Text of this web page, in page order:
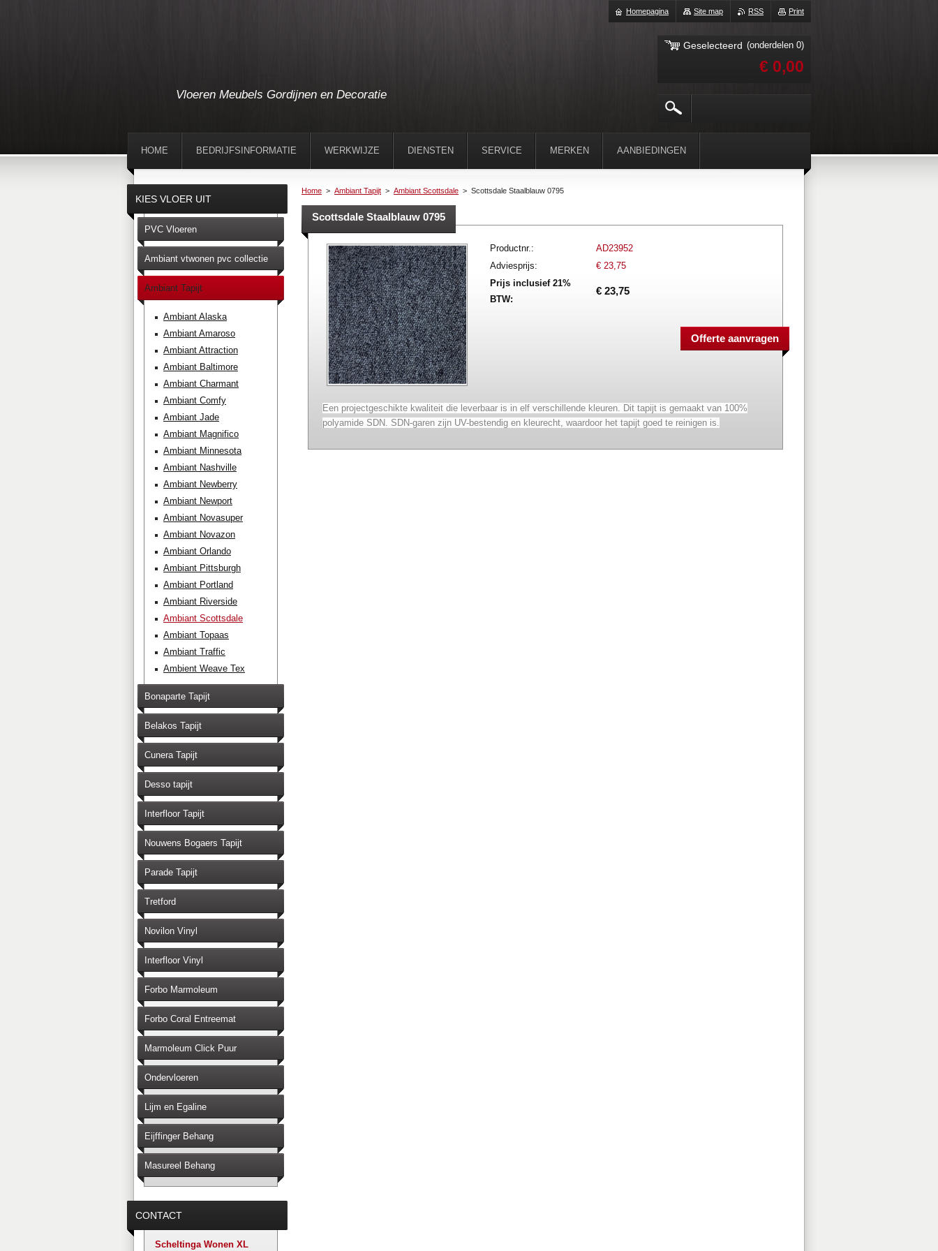
Vloeren Meubels Gordijnen en Decoratie
Home > Ambiant Tapijt > Ambiant Scottsdale > Scottsdale Staalblauw 0795
Scottsdale Staalblauw 0795
Productnr.:
AD23952
Adviesprijs:
€ 23,75
Prijs inclusief 21%
BTW:
€ 23,75
Een projectgeschikte kwaliteit die leverbaar is in elf verschillende kleuren. Dit tapijt is gemaakt van 100%
polyamide SDN. SDN-garen zijn UV-bestendig en kleurecht, waardoor het tapijt goed te reinigen is.
KIES VLOER UIT
PVC Vloeren
Ambiant vtwonen pvc collectie
Ambiant Tapijt
Ambiant Alaska
Ambiant Amaroso
Ambiant Attraction
Ambiant Baltimore
Ambiant Charmant
Ambiant Comfy
Ambiant Jade
Ambiant Magnifico
Ambiant Minnesota
Ambiant Nashville
Ambiant Newberry
Ambiant Newport
Ambiant Novasuper
Ambiant Novazon
Ambiant Orlando
Ambiant Pittsburgh
Ambiant Portland
Ambiant Riverside
Ambiant Scottsdale
Ambiant Topaas
Ambiant Traffic
Ambient Weave Tex
Bonaparte Tapijt
Belakos Tapijt
Cunera Tapijt
Desso tapijt
Interfloor Tapijt
Nouwens Bogaers Tapijt
Parade Tapijt
Tretford
Novilon Vinyl
Interfloor Vinyl
Forbo Marmoleum
Forbo Coral Entreemat
Marmoleum Click Puur
Ondervloeren
Lijm en Egaline
Eijffinger Behang
Masureel Behang
CONTACT
Scheltinga Wonen XL
HOME BEDRIJFSINFORMATIE WERKWIJZE DIENSTEN SERVICE MERKEN AANBIEDINGEN
Print
RSS
Site map
Homepagina
Geselecteerd (onderdelen 0)
€ 0,00